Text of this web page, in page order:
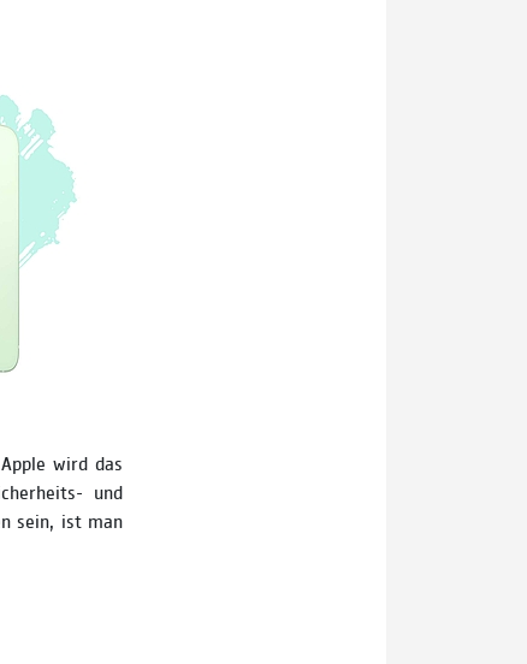
wird das
und
sein, ist man